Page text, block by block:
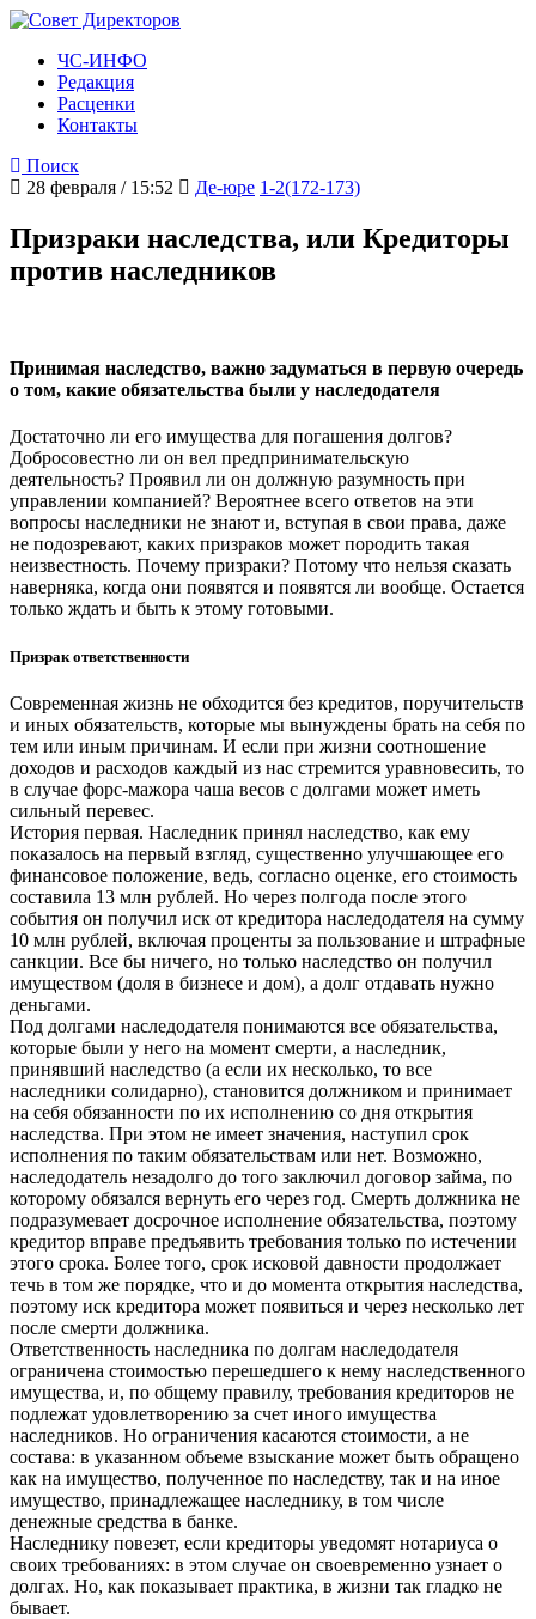
ЧС-ИНФО
Редакция
Расценки
Контакты
Поиск
28 февраля / 15:52
Де-юре 1-2(172-173)
Призраки наследства, или Кредиторы
против наследников
Принимая наследство, важно задуматься в первую очередь
о том, какие обязательства были у наследодателя
Достаточно ли его имущества для погашения долгов?
Добросовестно ли он вел предпринимательскую
деятельность? Проявил ли он должную разумность при
управлении компанией? Вероятнее всего ответов на эти
вопросы наследники не знают и, вступая в свои права, даже
не подозревают, каких призраков может породить такая
неизвестность. Почему призраки? Потому что нельзя сказать
наверняка, когда они появятся и появятся ли вообще. Остается
только ждать и быть к этому готовыми.
Призрак ответственности
Современная жизнь не обходится без кредитов, поручительств
и иных обязательств, которые мы вынуждены брать на себя по
тем или иным причинам. И если при жизни соотношение
доходов и расходов каждый из нас стремится уравновесить, то
в случае форс-мажора чаша весов с долгами может иметь
сильный перевес.
История первая. Наследник принял наследство, как ему
показалось на первый взгляд, существенно улучшающее его
финансовое положение, ведь, согласно оценке, его стоимость
составила 13 млн рублей. Но через полгода после этого
события он получил иск от кредитора наследодателя на сумму
10 млн рублей, включая проценты за пользование и штрафные
санкции. Все бы ничего, но только наследство он получил
имуществом (доля в бизнесе и дом), а долг отдавать нужно
деньгами.
Под долгами наследодателя понимаются все обязательства,
которые были у него на момент смерти, а наследник,
принявший наследство (а если их несколько, то все
наследники солидарно), становится должником и принимает
на себя обязанности по их исполнению со дня открытия
наследства. При этом не имеет значения, наступил срок
исполнения по таким обязательствам или нет. Возможно,
наследодатель незадолго до того заключил договор займа, по
которому обязался вернуть его через год. Смерть должника не
подразумевает досрочное исполнение обязательства, поэтому
кредитор вправе предъявить требования только по истечении
этого срока. Более того, срок исковой давности продолжает
течь в том же порядке, что и до момента открытия наследства,
поэтому иск кредитора может появиться и через несколько лет
после смерти должника.
Ответственность наследника по долгам наследодателя
ограничена стоимостью перешедшего к нему наследственного
имущества, и, по общему правилу, требования кредиторов не
подлежат удовлетворению за счет иного имущества
наследников. Но ограничения касаются стоимости, а не
состава: в указанном объеме взыскание может быть обращено
как на имущество, полученное по наследству, так и на иное
имущество, принадлежащее наследнику, в том числе
денежные средства в банке.
Наследнику повезет, если кредиторы уведомят нотариуса о
своих требованиях: в этом случае он своевременно узнает о
долгах. Но, как показывает практика, в жизни так гладко не
бывает.